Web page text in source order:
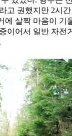
고 권했지만 2시
에 살짝 마음이 기
이어서 일반 자전